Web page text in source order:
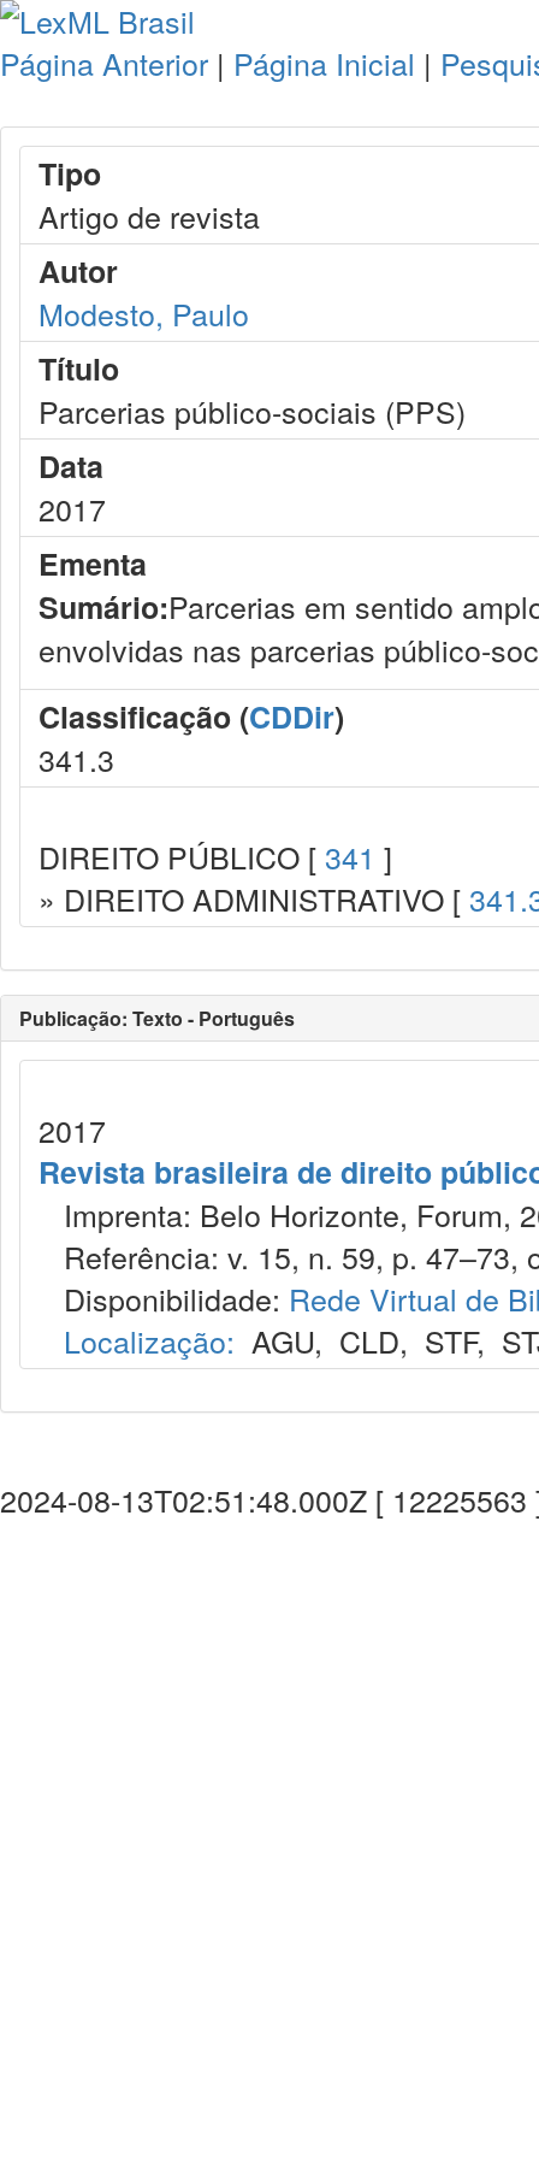
Página Anterior | Página Inicial |
Tipo
Artigo de revista
Autor
Modesto, Paulo
Título
Parcerias público-sociais (PPS)
Data
2017
Ementa
Sumário:Parcerias em sentido
envolvidas nas parcerias público-
Classificação (CDDir)
341.3
DIREITO PÚBLICO [ 341 ]
» DIREITO ADMINISTRATIVO [
Publicação: Texto - Português
2017
Revista brasileira de direito
Imprenta: Belo Horizonte, Forum,
Referência: v. 15, n. 59, p. 47–73,
Disponibilidade: Rede Virtual de
Localização: AGU, CLD, STF,
2024-08-13T02:51:48.000Z [ 12225563